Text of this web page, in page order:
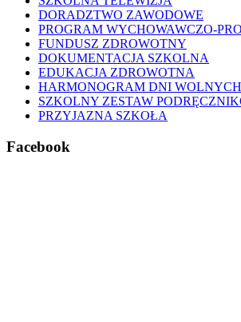
DORADZTWO ZAWODOWE
PROGRAM WYCHOWAWCZO-
FUNDUSZ ZDROWOTNY
DOKUMENTACJA SZKOLNA
EDUKACJA ZDROWOTNA
HARMONOGRAM DNI WOLNYCH
SZKOLNY ZESTAW
PRZYJAZNA SZKOŁA
Facebook